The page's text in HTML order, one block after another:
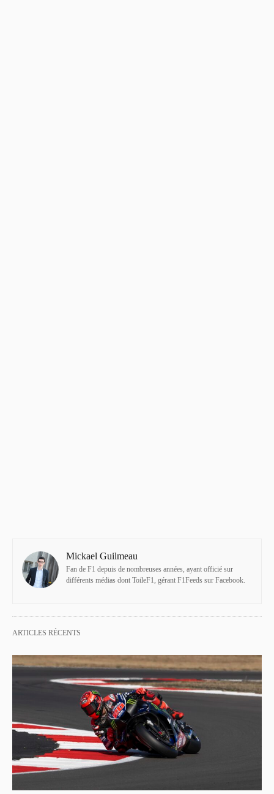
Mickael Guilmeau
Fan de F1 depuis de nombreuses années, ayant officié sur
différents médias dont ToileF1, gérant F1Feeds sur Facebook.
ARTICLES RÉCENTS